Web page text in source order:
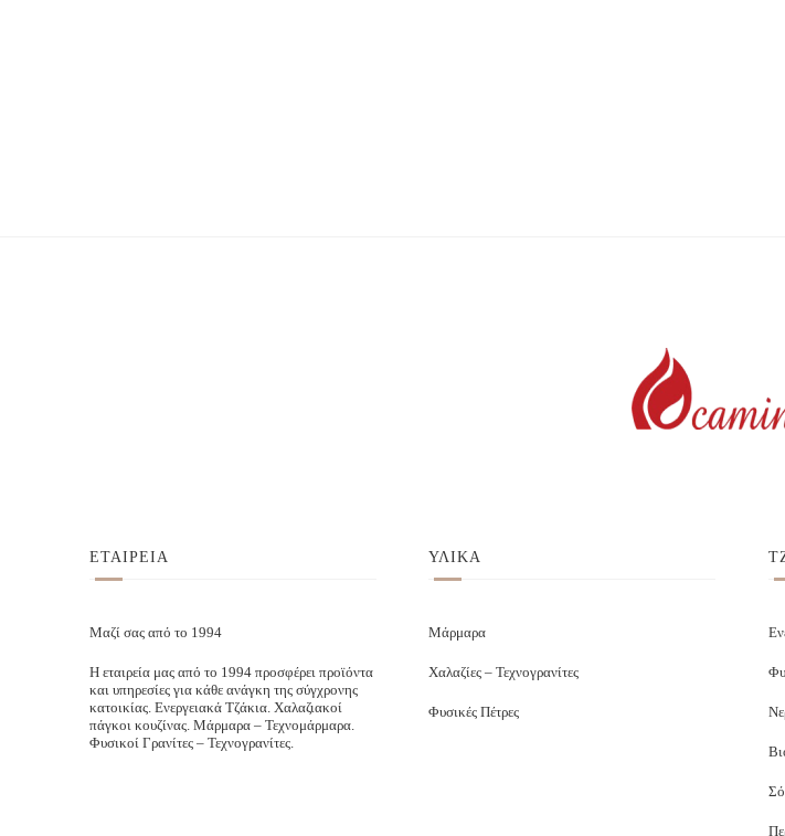
ΕΤΑΙΡΕΙΑ
Μαζί σας από το 1994
Η εταιρεία μας από το 1994 προσφέρει προϊόντα
και υπηρεσίες για κάθε ανάγκη της σύγχρονης
κατοικίας. Ενεργειακά Τζάκια. Χαλαζιακοί
πάγκοι κουζίνας. Μάρμαρα – Τεχνομάρμαρα.
Φυσικοί Γρανίτες – Τεχνογρανίτες.
ΥΛΙΚΑ
Μάρμαρα
Χαλαζίες – Τεχνογρανίτες
Φυσικές Πέτρες